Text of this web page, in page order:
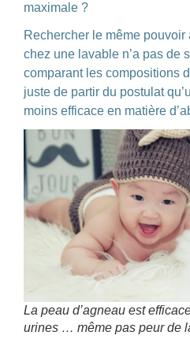
maximale ?
Rechercher le même pouvoir
chez une lavable n’a pas de
comparant les compositions
juste de partir du postulat
moins efficace en matière
La peau d’agneau est
urines … même pas peur de